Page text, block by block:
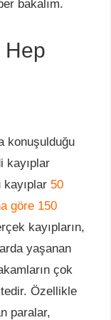
bakalım.
Hep
konuşulduğu
kayıplar
kayıplar 50
göre 150
kayıpların,
yaşanan
çok
Özellikle
paralar,